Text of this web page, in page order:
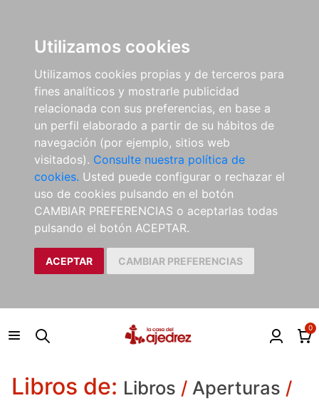
Utilizamos cookies
Utilizamos cookies propias y de terceros para
fines analíticos y mostrarle publicidad
relacionada con sus preferencias, en base a
un perfil elaborado a partir de su hábitos de
navegación (por ejemplo, sitios web
visitados). Consulte nuestra política de
cookies. Usted puede configurar o rechazar el
uso de cookies pulsando en el botón
CAMBIAR PREFERENCIAS o aceptarlas todas
pulsando el botón ACEPTAR.
ACEPTAR CAMBIAR PREFERENCIAS
0
Libros de: Libros / Aperturas /